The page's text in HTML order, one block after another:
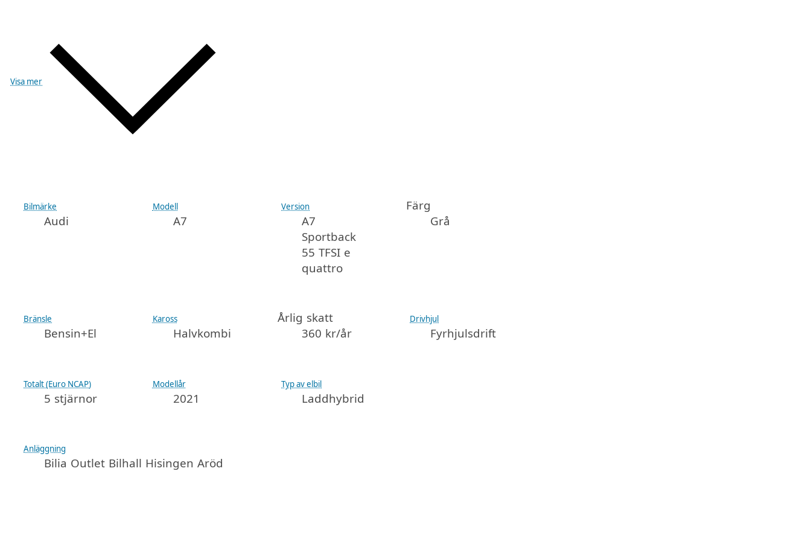
Visa mer
Bilmärke
Audi
Modell
A7
Version
A7
Sportback
55 TFSI e
quattro
Färg
Grå
Bränsle
Bensin+El
Kaross
Halvkombi
Årlig skatt
360 kr/år
Drivhjul
Fyrhjulsdrift
Totalt (Euro NCAP)
5 stjärnor
Modellår
2021
Typ av elbil
Laddhybrid
Anläggning
Bilia Outlet Bilhall Hisingen Aröd